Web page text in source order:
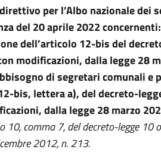
per l’Albo nazionale dei
del 20 aprile 2022
dell’articolo 12-bis del
modificazioni, dalla legge 28
di segretari comunali e
bis, lettera a), del decreto-
dalla legge 28 marzo
10, comma 7, del decreto-legge
2012, n. 213.